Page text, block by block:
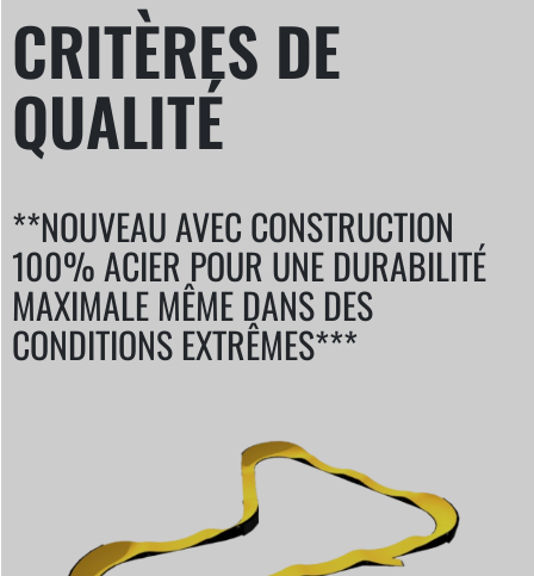
CRITÈRES DE
QUALITÉ
**NOUVEAU AVEC CONSTRUCTION
100% ACIER POUR UNE DURABILITÉ
MAXIMALE MÊME DANS DES
CONDITIONS EXTRÊMES***